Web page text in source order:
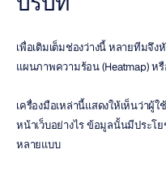
เพื่อเติมเต็มช่องว่างนี้ หลายทีมจึ
แผนภาพความร้อน (Heatmap) ห
เครื่องมือเหล่านี้แสดงให้เห็นว่าผู้
หน้าเว็บอย่างไร ข้อมูลนั้นมีประโ
หลายแบบ